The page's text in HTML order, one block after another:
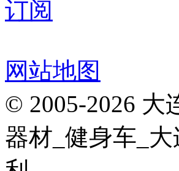
订阅
网站地图
© 2005-2026 大
器材_健身车_